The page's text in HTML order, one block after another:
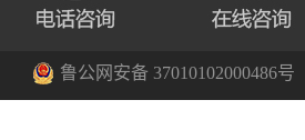
鲁公网安备 37010102000486号